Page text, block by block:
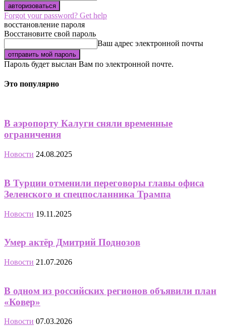
Forgot your password? Get help
восстановление пароля
Восстановите свой пароль
Ваш адрес электронной почты
Пароль будет выслан Вам по электронной почте.
Это популярно
В аэропорту Калуги сняли временные
ограничения
Новости 24.08.2025
В Турции отменили переговоры главы офиса
Зеленского и спецпосланника Трампа
Новости 19.11.2025
Умер актёр Дмитрий Поднозов
Новости 21.07.2026
В одном из российских регионов объявили план
«Ковер»
Новости 07.03.2026